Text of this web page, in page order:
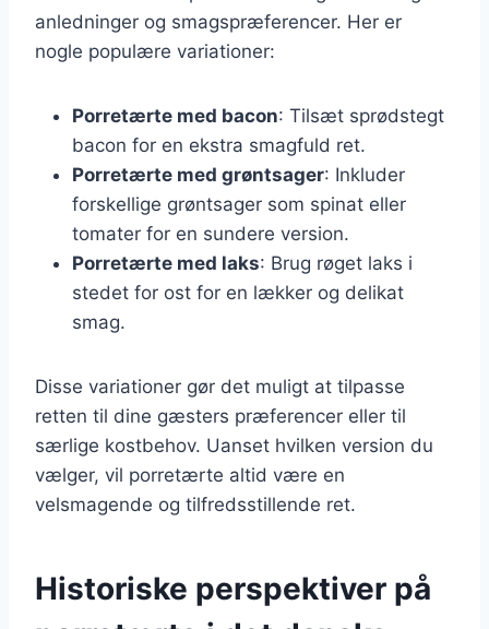
anledninger og smagspræferencer. Her er
nogle populære variationer:
Porretærte med bacon: Tilsæt sprødstegt
bacon for en ekstra smagfuld ret.
Porretærte med grøntsager: Inkluder
forskellige grøntsager som spinat eller
tomater for en sundere version.
Porretærte med laks: Brug røget laks i
stedet for ost for en lækker og delikat
smag.
Disse variationer gør det muligt at tilpasse
retten til dine gæsters præferencer eller til
særlige kostbehov. Uanset hvilken version du
vælger, vil porretærte altid være en
velsmagende og tilfredsstillende ret.
Historiske perspektiver på